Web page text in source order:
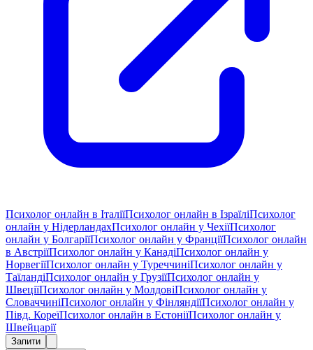
Психолог онлайн в ІталіїПсихолог онлайн в ІзраїліПсихолог
онлайн у НідерландахПсихолог онлайн у ЧехіїПсихолог
онлайн у БолгаріїПсихолог онлайн у ФранціїПсихолог онлайн
в АвстріїПсихолог онлайн у КанадіПсихолог онлайн у
НорвегіїПсихолог онлайн у ТуреччиніПсихолог онлайн у
ТаїландіПсихолог онлайн у ГрузіїПсихолог онлайн у
ШвеціїПсихолог онлайн у МолдовіПсихолог онлайн у
СловаччиніПсихолог онлайн у ФінляндіїПсихолог онлайн у
Півд. КореїПсихолог онлайн в ЕстоніїПсихолог онлайн у
Швейцарії
Запити